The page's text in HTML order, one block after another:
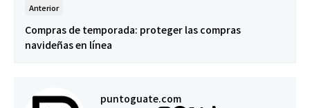
Anterior
Compras de temporada: proteger las compras
navideñas en línea
puntoguate.com